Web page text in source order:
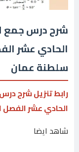
شرح درس جمع
الحادي عشر
سلطنة عمان
رابط تنزيل شرح
الحادي عشر الفصل
شاهد ايضا